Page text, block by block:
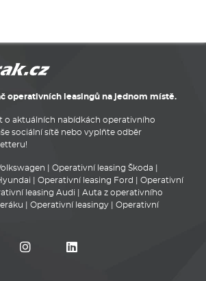
operativních leasingů na jednom místě.
o aktuálních nabídkách operativního
sociální sítě nebo vyplňte odběr
Operativní leasing Škoda
Operativní leasing Ford
Operativní
leasing Audi
Auta z operativního
Operativní leasingy
Operativní